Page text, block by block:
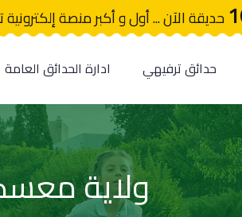
حديقة الآن ... أول و أكبر منصة
حدائق ترفيهي ادارة الحدائق العامة
ولاية